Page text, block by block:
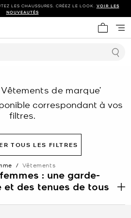
LES CHAUSSURES. CRÉEZ LE LOOK. VOIR LES
NOUVEAUTÉS
Mon
de marque’
correspondant à vos
filtres.
TOUS LES FILTRES
/ Vêtements
: une garde-
des tenues de tous